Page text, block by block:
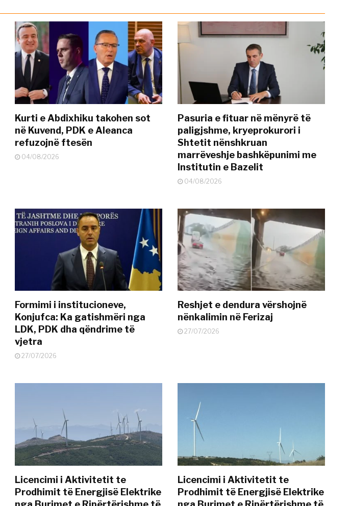
Kurti e Abdixhiku takohen sot
në Kuvend, PDK e Aleanca
refuzojnë ftesën
04/08/2026
Pasuria e fituar në mënyrë të
paligjshme, kryeprokurori i
Shtetit nënshkruan
marrëveshje bashkëpunimi me
Institutin e Bazelit
04/08/2026
Formimi i institucioneve,
Konjufca: Ka gatishmëri nga
LDK, PDK dha qëndrime të
vjetra
27/07/2026
Reshjet e dendura vërshojnë
nënkalimin në Ferizaj
27/07/2026
Licencimi i Aktivitetit te
Prodhimit të Energjisë Elektrike
Licencimi i Aktivitetit te
Prodhimit të Energjisë Elektrike